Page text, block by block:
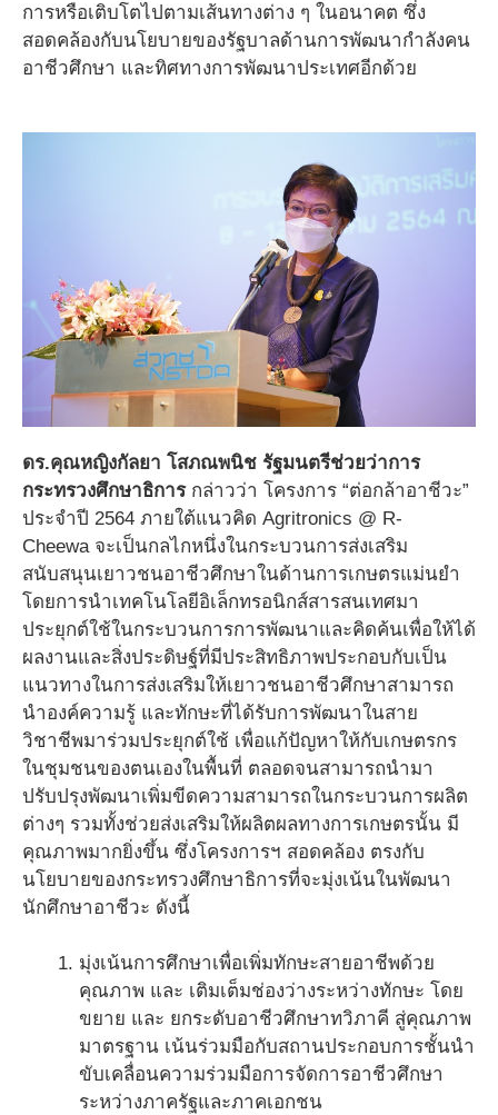
การหรือเติบโตไปตามเส้นทางต่าง ๆ ในอนาคต ซึ่ง
สอดคล้องกับนโยบายของรัฐบาลด้านการพัฒนากําลังคน
อาชีวศึกษา และทิศทางการพัฒนาประเทศอีกด้วย
ดร.คุณหญิงกัลยา โสภณพนิช รัฐมนตรีช่วยว่าการ
กระทรวงศึกษาธิการกล่าวว่า โครงการ “ต่อกล้าอาชีวะ”
ประจำปี 2564 ภายใต้แนวคิด Agritronics @ R-
Cheewa จะเป็นกลไกหนึ่งในกระบวนการส่งเสริม
สนับสนุนเยาวชนอาชีวศึกษาในด้านการเกษตรแม่นยำ
โดยการนำเทคโนโลยีอิเล็กทรอนิกส์สารสนเทศมา
ประยุกต์ใช้ในกระบวนการการพัฒนาและคิดค้นเพื่อให้ได้
ผลงานและสิ่งประดิษฐ์ที่มีประสิทธิภาพประกอบกับเป็น
แนวทางในการส่งเสริมให้เยาวชนอาชีวศึกษาสามารถ
นำองค์ความรู้ และทักษะที่ได้รับการพัฒนาในสาย
วิชาชีพมาร่วมประยุกต์ใช้ เพื่อแก้ปัญหาให้กับเกษตรกร
ในชุมชนของตนเองในพื้นที่ ตลอดจนสามารถนำมา
ปรับปรุงพัฒนาเพิ่มขีดความสามารถในกระบวนการผลิต
ต่างๆ รวมทั้งช่วยส่งเสริมให้ผลิตผลทางการเกษตรนั้น มี
คุณภาพมากยิ่งขึ้น ซึ่งโครงการฯ สอดคล้อง ตรงกับ
นโยบายของกระทรวงศึกษาธิการที่จะมุ่งเน้นในพัฒนา
นักศึกษาอาชีวะ ดังนี้
มุ่งเน้นการศึกษาเพื่อเพิ่มทักษะสายอาชีพด้วย
คุณภาพ และ เติมเต็มช่องว่างระหว่างทักษะ โดย
ขยาย และ ยกระดับอาชีวศึกษาทวิภาคี สู่คุณภาพ
มาตรฐาน เน้นร่วมมือกับสถานประกอบการชั้นนำ
ขับเคลื่อนความร่วมมือการจัดการอาชีวศึกษา
ระหว่างภาครัฐและภาคเอกชน